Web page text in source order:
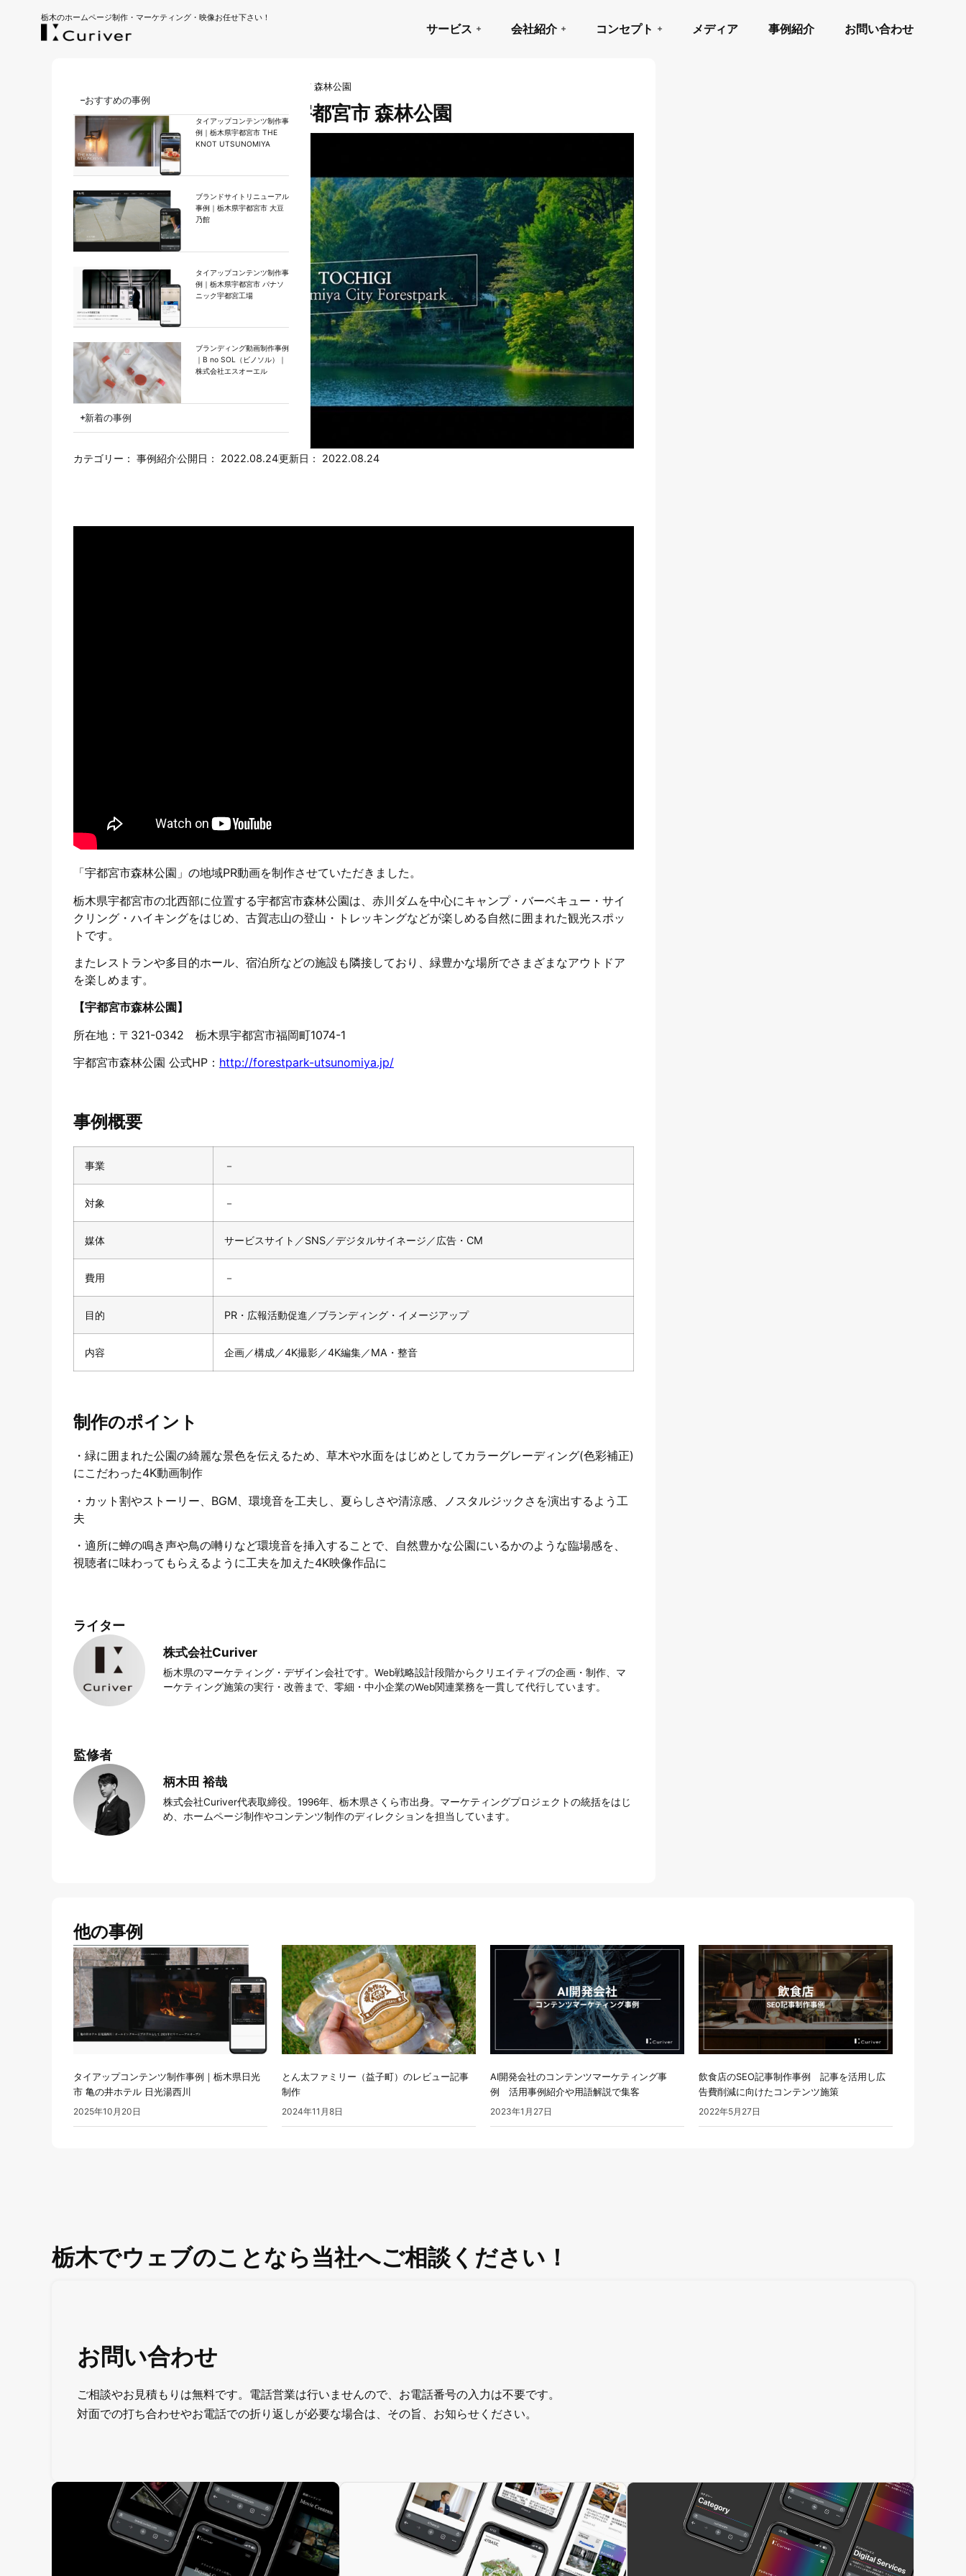
栃木のホームページ制作・マーケティング・映像お任せ下さい！
サービス 会社紹介 コンセプト メディア 事例紹介 お問い合わせ
PR動画制作事例｜栃木県宇都宮市 森林公園
PR動画制作事例｜栃木県宇都宮市 森林公園
カテゴリー： 事例紹介公開日： 2022.08.24更新日： 2022.08.24
「宇都宮市森林公園」の地域PR動画を制作させていただきました。
栃木県宇都宮市の北西部に位置する宇都宮市森林公園は、赤川ダムを中心にキャンプ・バーベキュー・サイ
クリング・ハイキングをはじめ、古賀志山の登山・トレッキングなどが楽しめる自然に囲まれた観光スポッ
トです。
またレストランや多目的ホール、宿泊所などの施設も隣接しており、緑豊かな場所でさまざまなアウトドア
を楽しめます。
【宇都宮市森林公園】
所在地：〒321-0342 栃木県宇都宮市福岡町1074-1
宇都宮市森林公園 公式HP： http://forestpark-utsunomiya.jp/
事例概要
事業 －
対象 －
媒体 サービスサイト／SNS／デジタルサイネージ／広告・CM
費用 －
目的 PR・広報活動促進／ブランディング・イメージアップ
内容 企画／構成／4K撮影／4K編集／MA・整音
制作のポイント
・緑に囲まれた公園の綺麗な景色を伝えるため、草木や水面をはじめとしてカラーグレーディング(色彩補正)
にこだわった4K動画制作
・カット割やストーリー、BGM、環境音を工夫し、夏らしさや清涼感、ノスタルジックさを演出するよう工
夫
・適所に蝉の鳴き声や鳥の囀りなど環境音を挿入することで、自然豊かな公園にいるかのような臨場感を、
視聴者に味わってもらえるように工夫を加えた4K映像作品に
ライター
株式会社Curiver
栃木県のマーケティング・デザイン会社です。Web戦略設計段階からクリエイティブの企画・制作、マ
ーケティング施策の実行・改善まで、零細・中小企業のWeb関連業務を一貫して代行しています。
監修者
柄木田 裕哉
株式会社Curiver代表取締役。1996年、栃木県さくら市出身。マーケティングプロジェクトの統括をはじ
め、ホームページ制作やコンテンツ制作のディレクションを担当しています。
おすすめの事例
タイアップコンテンツ制作事
例｜栃木県宇都宮市 THE
KNOT UTSUNOMIYA
ブランドサイトリニューアル
事例｜栃木県宇都宮市 大豆
乃館
タイアップコンテンツ制作事
例｜栃木県宇都宮市 パナソ
ニック宇都宮工場
ブランディング動画制作事例
｜B no SOL（ビノソル）｜
株式会社エスオーエル
新着の事例
他の事例
タイアップコンテンツ制作事例｜栃木県日光
市 亀の井ホテル 日光湯西川
2025年10月20日
とん太ファミリー（益子町）のレビュー記事
制作
2024年11月8日
AI開発会社のコンテンツマーケティング事
例 活用事例紹介や用語解説で集客
2023年1月27日
飲食店のSEO記事制作事例 記事を活用し広
告費削減に向けたコンテンツ施策
2022年5月27日
栃木でウェブのことなら当社へご相談ください！
お問い合わせ
ご相談やお見積もりは無料です。電話営業は行いませんので、お電話番号の入力は不要です。
対面での打ち合わせやお電話での折り返しが必要な場合は、その旨、お知らせください。